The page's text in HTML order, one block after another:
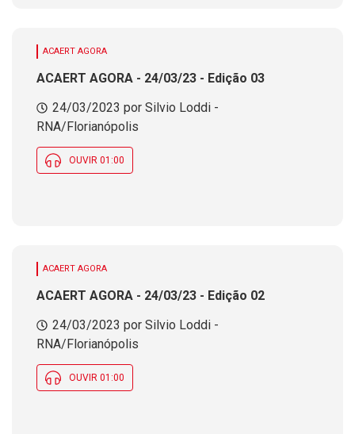
ACAERT AGORA
ACAERT AGORA - 24/03/23 - Edição 03
24/03/2023 por Silvio Loddi -
RNA/Florianópolis
OUVIR 01:00
ACAERT AGORA
ACAERT AGORA - 24/03/23 - Edição 02
24/03/2023 por Silvio Loddi -
RNA/Florianópolis
OUVIR 01:00